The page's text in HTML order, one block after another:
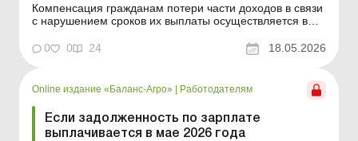
Компенсация гражданам потери части доходов в связи
с нарушением сроков их выплаты осуществляется в
календарных месяцев в соответствии с Порядком,
утвержденным постановлением КМУ от 21.02.2001 №
произведение нач...
0 0 24 18.05.2026
Online издание «Баланс-Агро» Работодателям
Если задолженность по зарплате
выплачивается в мае 2026 года